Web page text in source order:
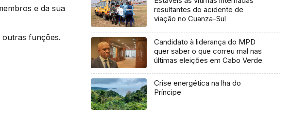
e da sua
funções.
resultantes do acidente de
viação no Cuanza-Sul
Candidato à liderança do MPD
quer saber o que correu mal nas
últimas eleições em Cabo Verde
Crise energética na lha do
Príncipe